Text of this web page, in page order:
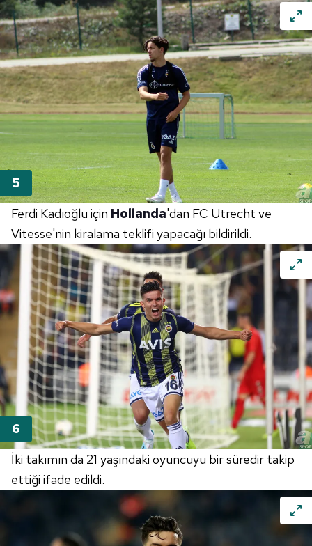
sınırlı olarak açık rızanız dahilinde kullanılacaktır.
Çerezlere ilişkin tercihlerinizi aşağıda yer alan panel
vasıtasıyla belirleyebilirsiniz. Çerezlere ilişkin detaylı bilgi
için Ayarlar butonuna tıklayabilir,Çerez Bilgilendirme
Metnimiziziyaret edebilirsiniz.
6698 sayılı Kişisel Verilerin Korunması Kanunu uyarınca
hazırlanmış Aydınlatma Metnimizi okumak ve sitemizde
ilgili mevzuata uygun olarak kullanılan çerezlerle ilgili bilgi
almak için lütfentıklayınız.
Ferdi Kadıoğlu için Hollanda'dan FC Utrecht ve
Vitesse'nin kiralama teklifi yapacağı bildirildi.
İki takımın da 21 yaşındaki oyuncuyu bir süredir takip
ettiği ifade edildi.